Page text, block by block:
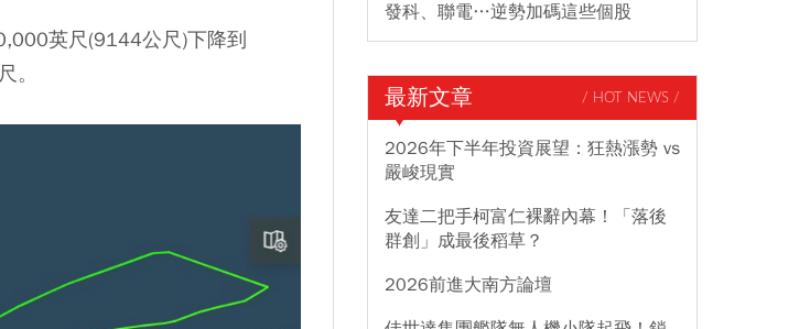
英尺(9144公尺)下降到
。
發科、聯電…逆勢加碼這些個股
最新文章 / HOT NEWS /
2026年下半年投資展望：狂熱漲勢 vs
嚴峻現實
友達二把手柯富仁裸辭內幕！「落後
群創」成最後稻草？
2026前進大南方論壇